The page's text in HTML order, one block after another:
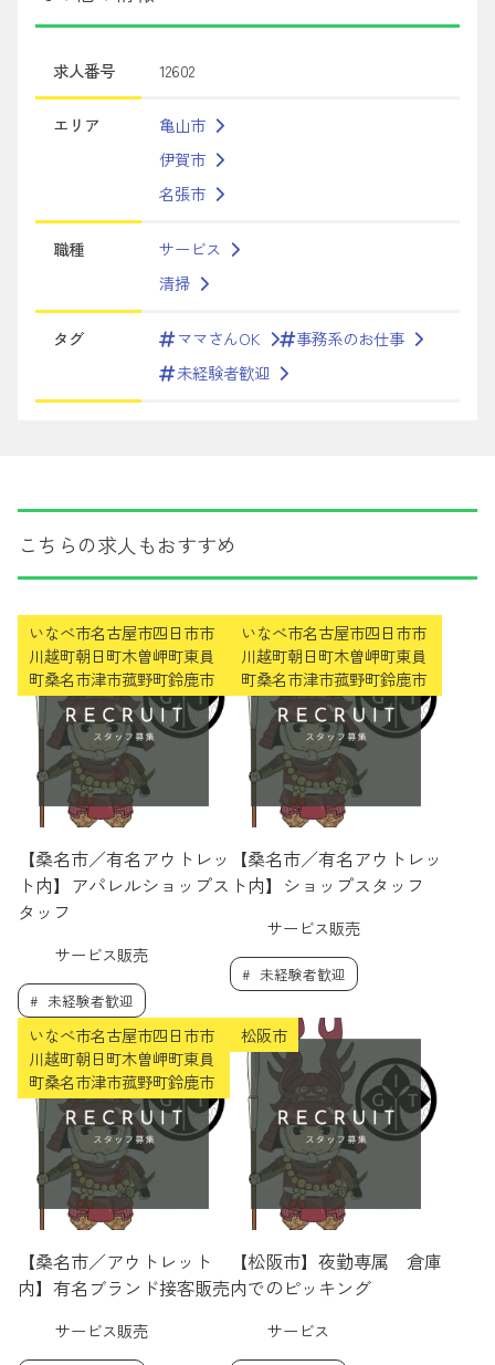
求人番号 12602
エリア
亀山市
伊賀市
名張市
職種
サービス
清掃
タグ ママさんOK
事務系のお仕事
未経験者歓迎
こちらの求人もおすすめ
いなべ市名古屋市四日市市
川越町朝日町木曽岬町東員
町桑名市津市菰野町鈴鹿市
【桑名市／有名アウトレッ
ト内】アパレルショップス
タッフ
サービス販売
未経験者歓迎
いなべ市名古屋市四日市市
川越町朝日町木曽岬町東員
町桑名市津市菰野町鈴鹿市
【桑名市／有名アウトレッ
ト内】ショップスタッフ
サービス販売
未経験者歓迎
いなべ市名古屋市四日市市
川越町朝日町木曽岬町東員
町桑名市津市菰野町鈴鹿市
【桑名市／アウトレット
内】有名ブランド接客販売
サービス販売
松阪市
【松阪市】夜勤専属 倉庫
内でのピッキング
サービス